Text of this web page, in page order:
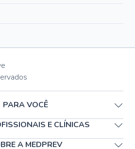
PARA VOCÊ
E CLÍNICAS
A MEDPREV